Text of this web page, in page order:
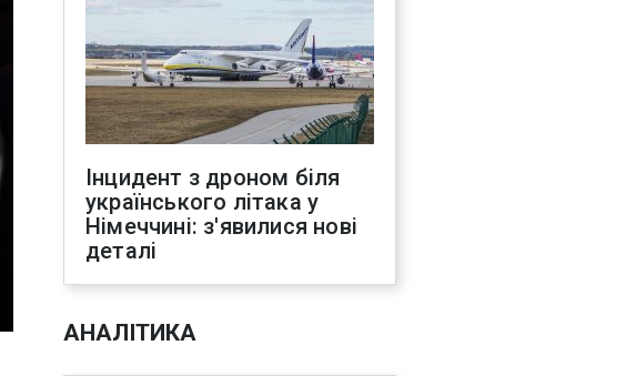
Інцидент з дроном біля
українського літака у
Німеччині: з'явилися нові
деталі
АНАЛІТИКА